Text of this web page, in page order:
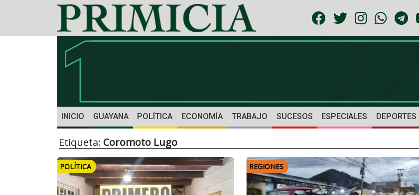
INICIO GUAYANA POLÍTICA ECONOMÍA TRABAJO SUCESOS ESPECIALES DEPORTES
Etiqueta: Coromoto Lugo
POLÍTICA REGIONES